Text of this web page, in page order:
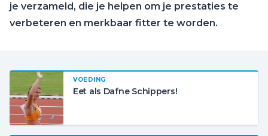
je verzameld, die je helpen om je prestaties te
verbeteren en merkbaar fitter te worden.
VOEDING
Eet als Dafne Schippers!